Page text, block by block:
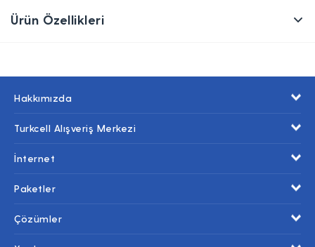
Ürün Özellikleri
Hakkımızda
Turkcell Alışveriş Merkezi
İnternet
Paketler
Çözümler